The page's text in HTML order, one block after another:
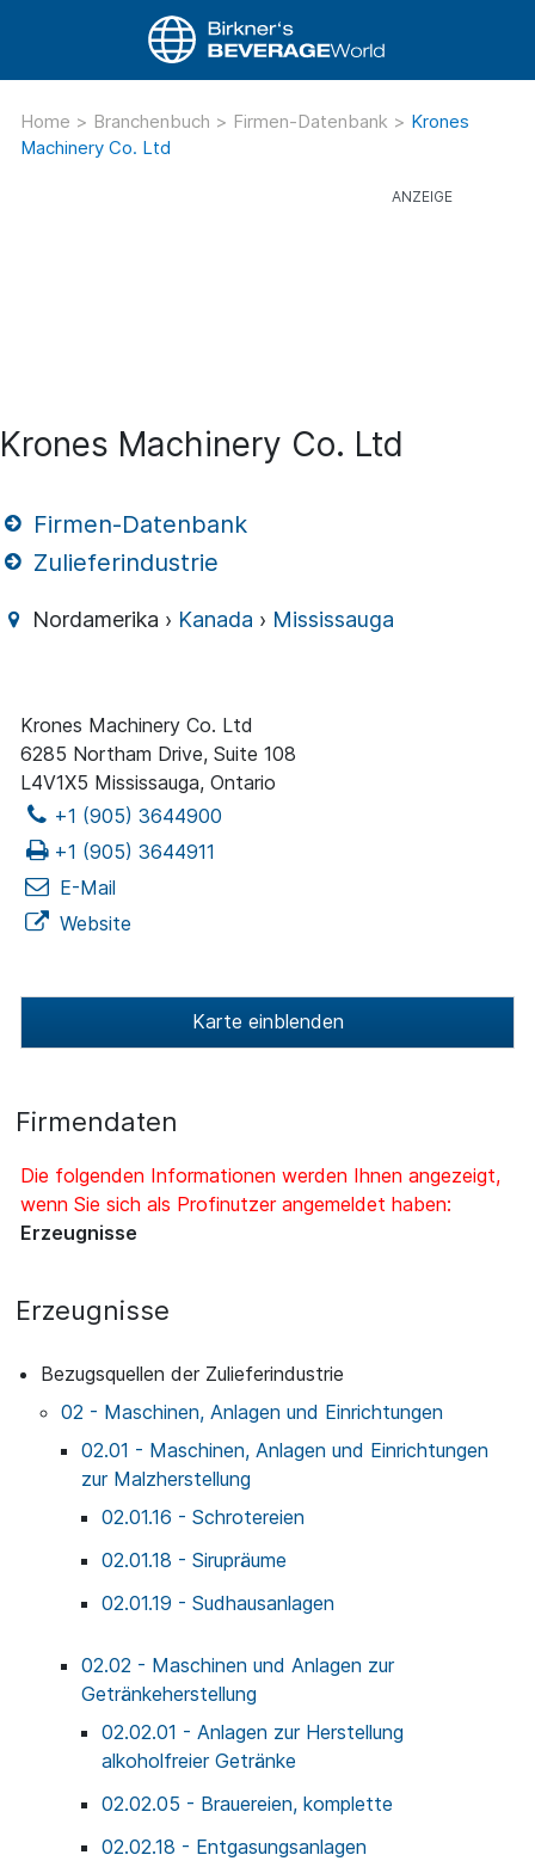
Home > Branchenbuch > Firmen-Datenbank > Krones
Machinery Co. Ltd
Krones Machinery Co. Ltd
Firmen-Datenbank
Zulieferindustrie
Nordamerika › Kanada › Mississauga
Krones Machinery Co. Ltd
6285 Northam Drive, Suite 108
L4V1X5 Mississauga, Ontario
+1 (905) 3644900
+1 (905) 3644911
E-Mail
Website
Karte einblenden
Firmendaten
Die folgenden Informationen werden Ihnen angezeigt,
wenn Sie sich als Profinutzer angemeldet haben:
Erzeugnisse
Erzeugnisse
Bezugsquellen der Zulieferindustrie
02 - Maschinen, Anlagen und Einrichtungen
02.01 - Maschinen, Anlagen und Einrichtungen
zur Malzherstellung
02.01.16 - Schrotereien
02.01.18 - Sirupräume
02.01.19 - Sudhausanlagen
02.02 - Maschinen und Anlagen zur
Getränkeherstellung
02.02.01 - Anlagen zur Herstellung
alkoholfreier Getränke
02.02.05 - Brauereien, komplette
02.02.18 - Entgasungsanlagen